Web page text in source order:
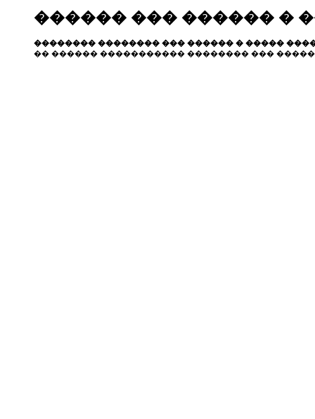
������ ��� ������ �
�������� �������� ��� ������ � �����
�� ������ ����������� �������� ���